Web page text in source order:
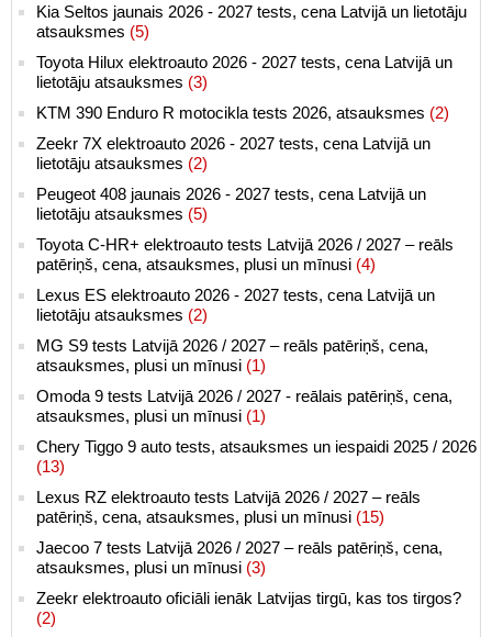
Kia Seltos jaunais 2026 - 2027 tests, cena Latvijā un lietotāju
atsauksmes (5)
Toyota Hilux elektroauto 2026 - 2027 tests, cena Latvijā un
lietotāju atsauksmes (3)
KTM 390 Enduro R motocikla tests 2026, atsauksmes (2)
Zeekr 7X elektroauto 2026 - 2027 tests, cena Latvijā un
lietotāju atsauksmes (2)
Peugeot 408 jaunais 2026 - 2027 tests, cena Latvijā un
lietotāju atsauksmes (5)
Toyota C-HR+ elektroauto tests Latvijā 2026 / 2027 – reāls
patēriņš, cena, atsauksmes, plusi un mīnusi (4)
Lexus ES elektroauto 2026 - 2027 tests, cena Latvijā un
lietotāju atsauksmes (2)
MG S9 tests Latvijā 2026 / 2027 – reāls patēriņš, cena,
atsauksmes, plusi un mīnusi (1)
Omoda 9 tests Latvijā 2026 / 2027 - reālais patēriņš, cena,
atsauksmes, plusi un mīnusi (1)
Chery Tiggo 9 auto tests, atsauksmes un iespaidi 2025 / 2026
(13)
Lexus RZ elektroauto tests Latvijā 2026 / 2027 – reāls
patēriņš, cena, atsauksmes, plusi un mīnusi (15)
Jaecoo 7 tests Latvijā 2026 / 2027 – reāls patēriņš, cena,
atsauksmes, plusi un mīnusi (3)
Zeekr elektroauto oficiāli ienāk Latvijas tirgū, kas tos tirgos?
(2)